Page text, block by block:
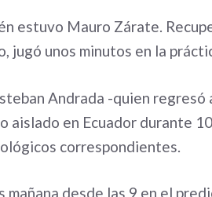
estuvo Mauro Zárate.
jugó unos minutos en la
Andrada -quien
aislado en Ecuador durante
correspondientes.
mañana desde las 9 en el